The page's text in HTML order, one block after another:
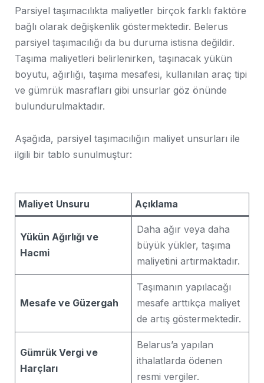
Parsiyel taşımacılıkta maliyetler birçok farklı faktöre
bağlı olarak değişkenlik göstermektedir. Belerus
parsiyel taşımacılığı da bu duruma istisna değildir.
Taşıma maliyetleri belirlenirken, taşınacak yükün
boyutu, ağırlığı, taşıma mesafesi, kullanılan araç tipi
ve gümrük masrafları gibi unsurlar göz önünde
bulundurulmaktadır.
Aşağıda, parsiyel taşımacılığın maliyet unsurları ile
ilgili bir tablo sunulmuştur:
Maliyet Unsuru Açıklama
Yükün Ağırlığı ve
Hacmi
Daha ağır veya daha
büyük yükler, taşıma
maliyetini artırmaktadır.
Mesafe ve Güzergah
Taşımanın yapılacağı
mesafe arttıkça maliyet
de artış göstermektedir.
Gümrük Vergi ve
Harçları
Belarus’a yapılan
ithalatlarda ödenen
resmi vergiler.